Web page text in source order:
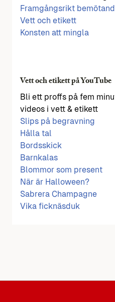
Framgångsrikt
Vett och etikett
Konsten att mingla
Vett och etikett på YouTube
Bli ett proffs på fem
videos i vett & etikett
Slips på begravning
Hålla tal
Bordsskick
Barnkalas
Blommor som present
När är Halloween?
Sabrera Champagne
Vika ficknäsduk